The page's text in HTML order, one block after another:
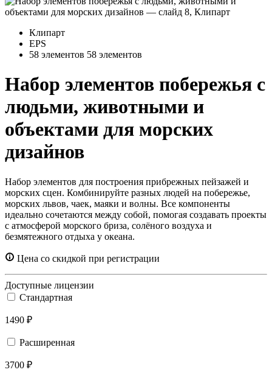
Клипарт
EPS
58 элементов 58 элементов
Набор элементов побережья с
людьми, животными и
объектами для морских
дизайнов
Набор элементов для построения прибрежных пейзажей и
морских сцен. Комбинируйте разных людей на побережье,
морских львов, чаек, маяки и волны. Все компоненты
идеально сочетаются между собой, помогая создавать проекты
с атмосферой морского бриза, солёного воздуха и
безмятежного отдыха у океана.
Цена со скидкой при регистрации
Доступные лицензии
Стандартная
1490 ₽
Расширенная
3700 ₽